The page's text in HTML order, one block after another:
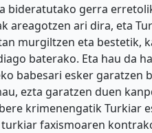
bideratutako gerra
areagotzen ari dira, eta
murgiltzen eta bestetik,
baterako. Eta hau da
babesari esker garatzen
ezta garatzen duen
krimenengatik Turkiar
faxismoaren